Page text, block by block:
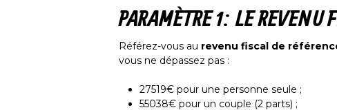
PARAMÈTRE 1 : LE REVENU
Référez-vous au revenu fiscal de
vous ne dépassez pas :
27519€ pour une personne seule ;
55038€ pour un couple (2 parts) ;